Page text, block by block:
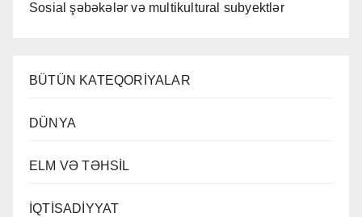
Sosial şəbəkələr və multikultural subyektlər
BÜTÜN KATEQORİYALAR
DÜNYA
ELM VƏ TƏHSİL
İQTİSADİYYAT